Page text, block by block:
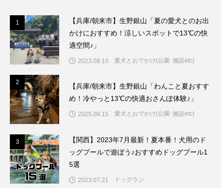
1
【兵庫/朝来市】生野銀山「夏の愛犬とのお出
かけにおすすめ！涼しいスポットで13℃の快
適空間♪」
2023.08.10 愛犬とおでかけ(公園･施設etc)
2
【兵庫/朝来市】生野銀山「わんこと夏おすす
め！冷やっと13℃の快適おさんぽ体験♪」
2025.09.15 愛犬とおでかけ(公園･施設etc)
3
【関西】2023年7月最新！夏本番！犬用のド
ッグプールで遊ぼう♪おすすめドッグプール1
5選
2023.07.21 ドッグラン